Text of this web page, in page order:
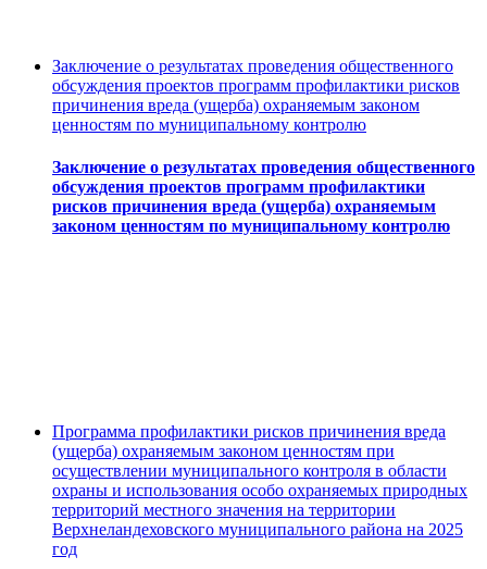
Заключение о результатах проведения общественного
обсуждения проектов программ профилактики рисков
причинения вреда (ущерба) охраняемым законом
ценностям по муниципальному контролю
Заключение о результатах проведения общественного
обсуждения проектов программ профилактики
рисков причинения вреда (ущерба) охраняемым
законом ценностям по муниципальному контролю
Программа профилактики рисков причинения вреда
(ущерба) охраняемым законом ценностям при
осуществлении муниципального контроля в области
охраны и использования особо охраняемых природных
территорий местного значения на территории
Верхнеландеховского муниципального района на 2025
год